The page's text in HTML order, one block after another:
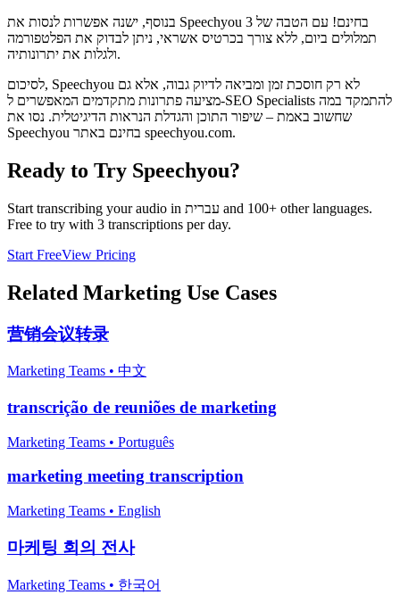
בנוסף, ישנה אפשרות לנסות את Speechyou בחינם! עם הטבה של 3
תמלולים ביום, ללא צורך בכרטיס אשראי, ניתן לבדוק את הפלטפורמה
ולגלות את יתרונותיה.
לסיכום, Speechyou לא רק חוסכת זמן ומביאה לדיוק גבוה, אלא גם
מציעה פתרונות מתקדמים המאפשרים ל-SEO Specialists להתמקד במה
שחשוב באמת – שיפור התוכן והגדלת הנראות הדיגיטלית. נסו את
Speechyou בחינם באתר speechyou.com.
Ready to Try Speechyou?
Start transcribing your audio in עברית and 100+ other languages.
Free to try with 3 transcriptions per day.
Start FreeView Pricing
Related Marketing Use Cases
营销会议转录
Marketing Teams • 中文
transcrição de reuniões de marketing
Marketing Teams • Português
marketing meeting transcription
Marketing Teams • English
마케팅 회의 전사
Marketing Teams • 한국어